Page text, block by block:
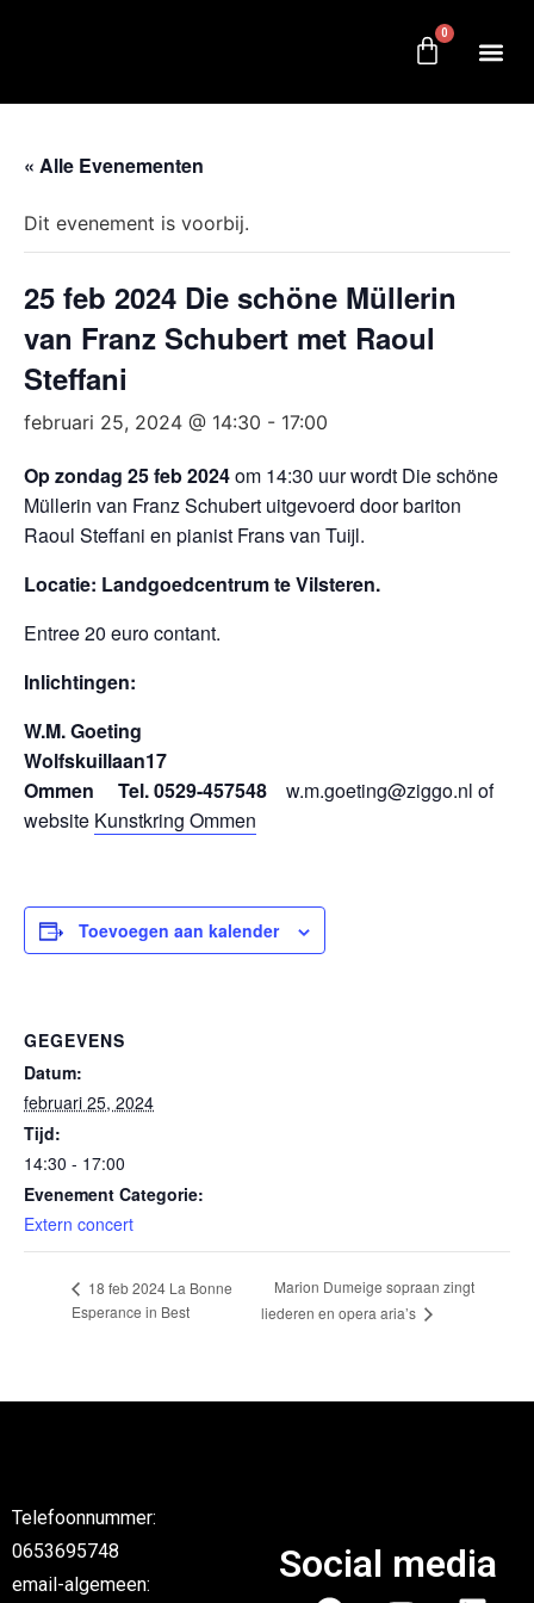
0
« Alle Evenementen
Dit evenement is voorbij.
25 feb 2024 Die schöne Müllerin
van Franz Schubert met Raoul
Steffani
februari 25, 2024 @ 14:30 - 17:00
Op zondag 25 feb 2024om 14:30 uur wordt Die schöne
Müllerin van Franz Schubert uitgevoerd door bariton
Raoul Steffani en pianist Frans van Tuijl.
Locatie: Landgoedcentrum te Vilsteren.
Entree 20 euro contant.
Inlichtingen:
W.M. Goeting
Wolfskuillaan17
Ommen Tel. 0529-457548
w.m.goeting@ziggo.nl of
website Kunstkring Ommen
Toevoegen aan kalender
GEGEVENS
Datum:
februari 25, 2024
Tijd:
14:30 - 17:00
Evenement Categorie:
Extern concert
18 feb 2024 La Bonne
Esperance in Best
Marion Dumeige sopraan zingt
liederen en opera aria’s
Telefoonnummer:
0653695748
email-algemeen:
Social media